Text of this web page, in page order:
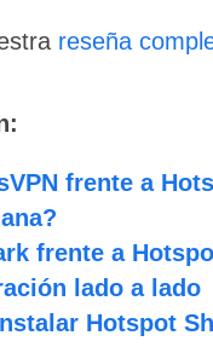
reseña
frente a
frente a
lado a lado
Hotspot